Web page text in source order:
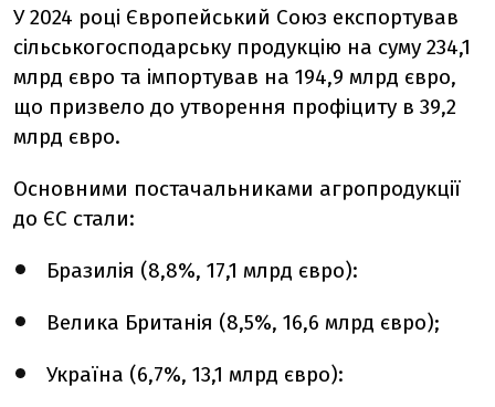
У 2024 році Європейський Союз експортував
сільськогосподарську продукцію на суму 234,1
млрд євро та імпортував на 194,9 млрд євро,
що призвело до утворення профіциту в 39,2
млрд євро.
Основними постачальниками агропродукції
до ЄС стали:
Бразилія (8,8%, 17,1 млрд євро):
Велика Британія (8,5%, 16,6 млрд євро);
Україна (6,7%, 13,1 млрд євро):